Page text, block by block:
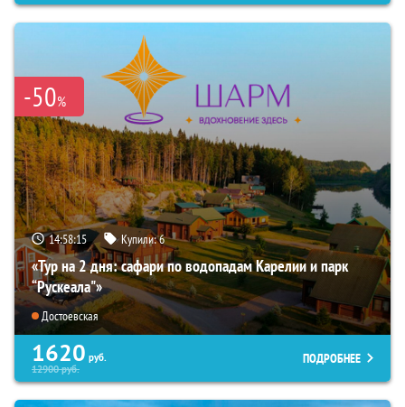
-50%
14:58:14 Купили:6
«Тур на 2 дня: сафари по водопадам Карелии и парк
“Рускеала"»
Достоевская
1620 руб.
12900руб.
ПОДРОБНЕЕ